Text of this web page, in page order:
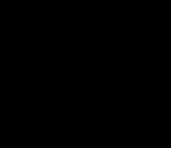
RELACIONADO!
post
AMERICANOS: Futuro